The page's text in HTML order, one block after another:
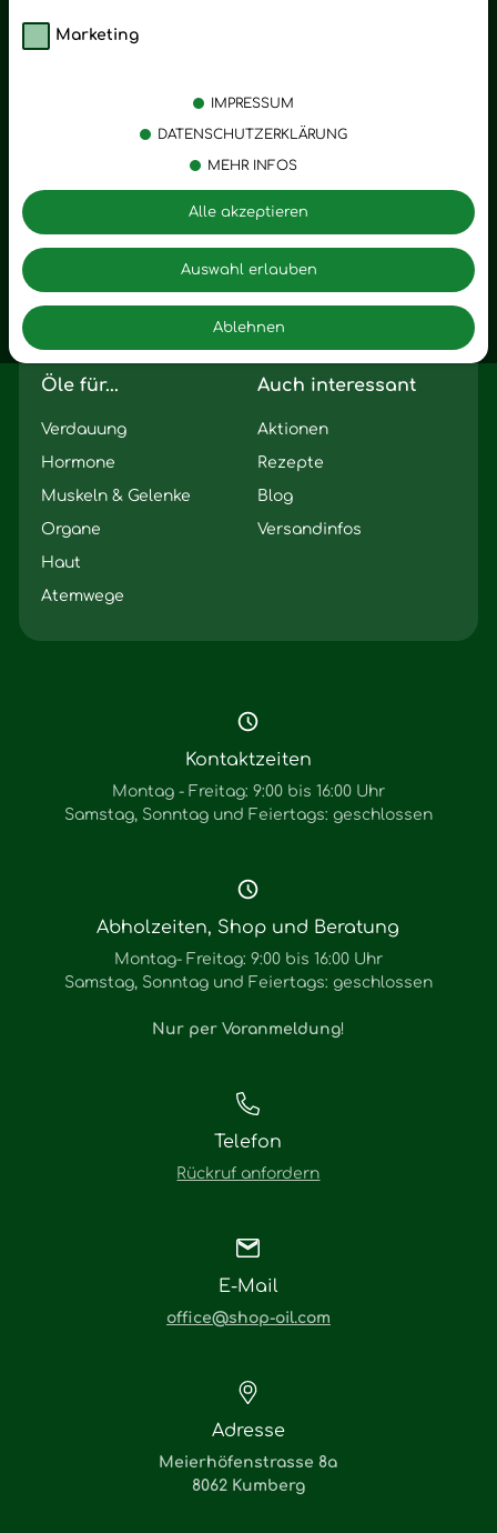
Marketing
IMPRESSUM
DATENSCHUTZERKLÄRUNG
MEHR INFOS
Ablehnen
Auswahl erlauben
Alle akzeptieren
Zuhause
Stress
Entspannung
Trauer
Romantik
Motivation
Seelischer Schlag
Öle für...
Verdauung
Hormone
Muskeln & Gelenke
Organe
Haut
Atemwege
Auch interessant
Aktionen
Rezepte
Blog
Versandinfos
Kontaktzeiten
Montag - Freitag: 9:00 bis 16:00 Uhr
Samstag, Sonntag und Feiertags: geschlossen
Abholzeiten, Shop und Beratung
Montag- Freitag: 9:00 bis 16:00 Uhr
Samstag, Sonntag und Feiertags: geschlossen
Nur per Voranmeldung!
Telefon
Rückruf anfordern
E-Mail
office@shop-oil.com
Adresse
Meierhöfenstrasse 8a
8062 Kumberg